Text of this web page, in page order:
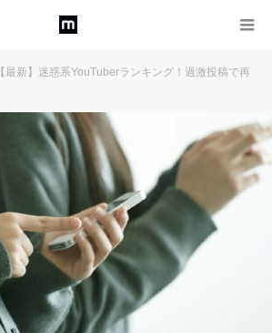
【最新】迷惑系YouTuberランキング！過激投稿で再